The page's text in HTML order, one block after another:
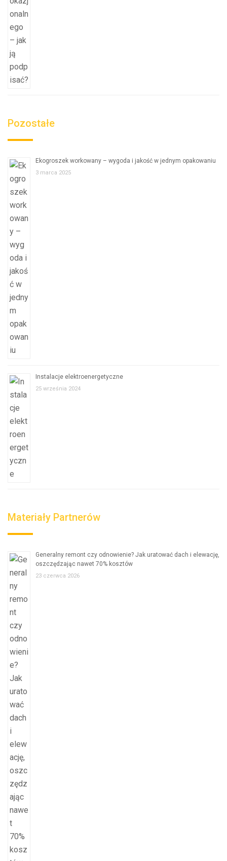
Pozostałe
Ekogroszek workowany – wygoda i jakość w jednym opakowaniu
3 marca 2025
Instalacje elektroenergetyczne
25 września 2024
Materiały Partnerów
Generalny remont czy odnowienie? Jak uratować dach i elewację,
oszczędzając nawet 70% kosztów
23 czerwca 2026